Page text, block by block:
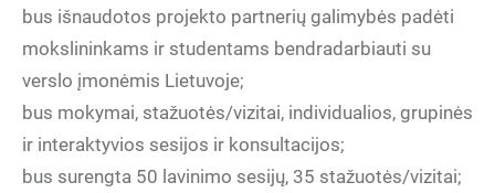
bus išnaudotos projekto partnerių galimybės padėti
mokslininkams ir studentams bendradarbiauti su
verslo įmonėmis Lietuvoje;
bus mokymai, stažuotės/vizitai, individualios, grupinės
ir interaktyvios sesijos ir konsultacijos;
bus surengta 50 lavinimo sesijų, 35 stažuotės/vizitai;